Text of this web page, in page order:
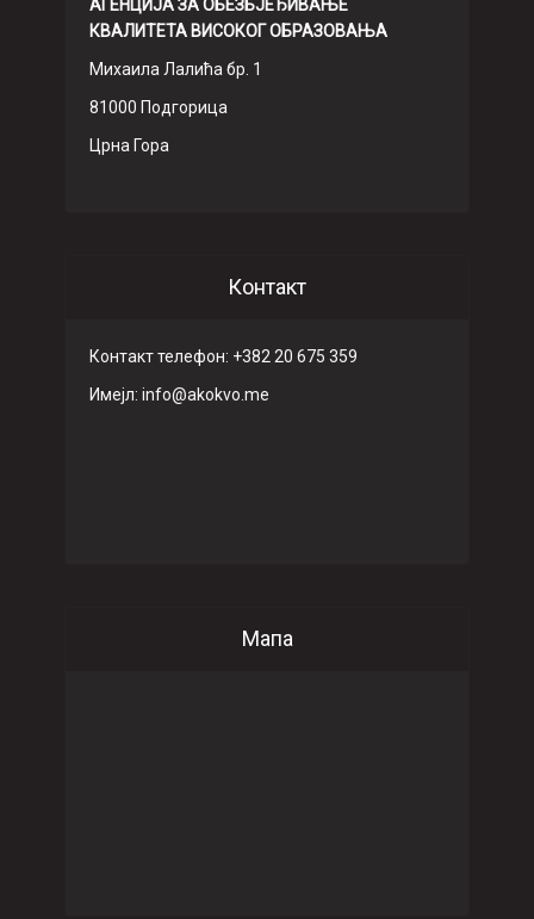
АГЕНЦИЈА ЗА ОБЕЗБЈЕЂИВАЊЕ
КВАЛИТЕТА ВИСОКОГ ОБРАЗОВАЊА
Михаила Лалића бр. 1
81000 Подгорица
Црна Гора
Контакт
Контакт телефон: +382 20 675 359
Имeјл: info@akokvo.me
Мапа